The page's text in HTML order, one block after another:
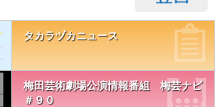
タカラヅカニュース
梅田芸術劇場公演情報番組 梅芸ナビ
＃９０